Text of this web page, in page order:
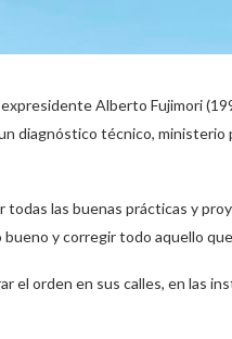
Alberto Fujimori
diagnóstico técnico,
todas las buenas prácticas y
y corregir todo aquello
el orden en sus calles, en las